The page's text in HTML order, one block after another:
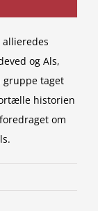
og Als,
gruppe taget
historien
om